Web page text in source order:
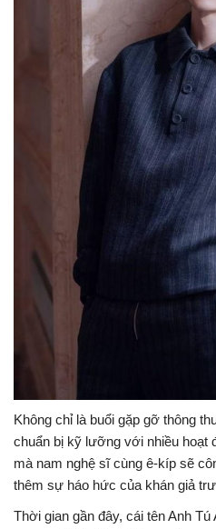
Không chỉ là buổi gặp gỡ thông
chuẩn bị kỹ lưỡng với nhiều hoạt
mà nam nghệ sĩ cùng ê-kíp sẽ
thêm sự háo hức của khán giả
Thời gian gần đây, cái tên Anh